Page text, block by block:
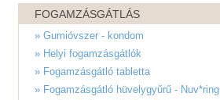
FOGAMZÁSGÁTLÁS
» Gumióvszer - kondom
» Helyi fogamzásgátlók
» Fogamzásgátló tabletta
» Fogamzásgátló hüvelygyűrű - Nuv*ring